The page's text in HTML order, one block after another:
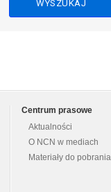
Centrum prasowe
Aktualności
O NCN w mediach
Materiały do pobrania